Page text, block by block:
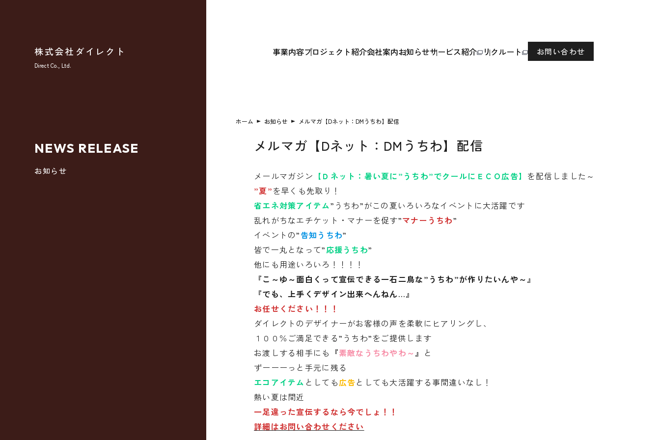
事業内容プロジェクト紹介会社案内お知らせサービス紹介 リクルート お問い合わせ
株式会社ダイレクト
Direct Co., Ltd.
NEWS RELEASE
お知らせ
ホーム お知らせ メルマガ【Dネット：DMうちわ】配信
メルマガ【Dネット：DMうちわ】配信
メールマガジン 【Ｄネット：暑い夏に”うちわ”でクールにＥＣＯ広告】 を配信しました～
”夏”を早くも先取り！
省エネ対策アイテム”うちわ”がこの夏いろいろなイベントに大活躍です
乱れがちなエチケット・マナーを促す”マナーうちわ”
イベントの”告知うちわ”
皆で一丸となって”応援うちわ”
他にも用途いろいろ！！！！
『こ～ゆ～面白くって宣伝できる一石二鳥な”うちわ”が作りたいんや～』
『でも、上手くデザイン出来へんねん…』
お任せください！！！
ダイレクトのデザイナーがお客様の声を柔軟にヒアリングし、
１００％ご満足できる”うちわ”をご提供します
お渡しする相手にも 『素敵なうちわやわ～ 』 と
ずーーーっと手元に残る
エコアイテム としても広告としても大活躍する事間違いなし！
熱い夏は間近
一足違った宣伝するなら今でしょ！！
詳細はお問い合わせください